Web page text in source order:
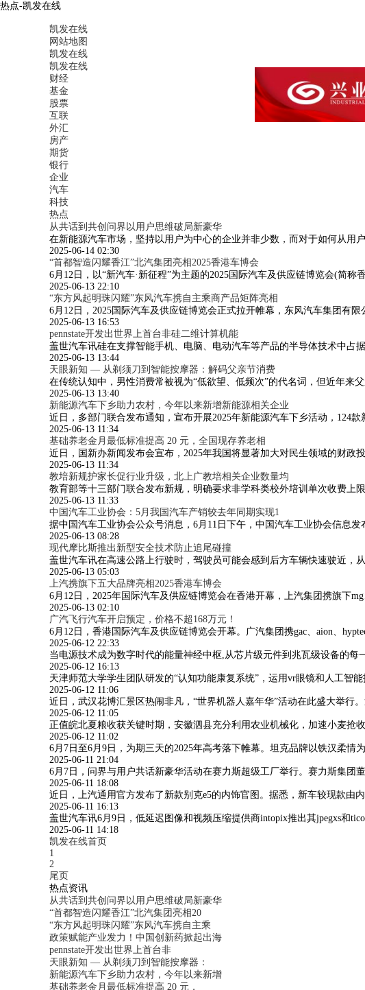
热点-凯发在线
凯发在线
网站地图
凯发在线
凯发在线
财经
基金
股票
互联
外汇
房产
期货
银行
企业
汽车
科技
热点
从共话到共创问界以用户思维破局新豪华
在新能源汽车市场，坚持以用户为中心的企业并非少数，而对于如何从用
2025-06-14 02:30
“首都智造闪耀香江”北汽集团亮相2025香港车博会
6月12日，以“新汽车·新征程”为主题的2025国际汽车及供应链博览会(简
2025-06-13 22:10
“东方风起明珠闪耀”东风汽车携自主乘商产品矩阵亮相
6月12日，2025国际汽车及供应链博览会正式拉开帷幕，东风汽车集团有
2025-06-13 16:53
pennstate开发出世界上首台非硅二维计算机能
盖世汽车讯硅在支撑智能手机、电脑、电动汽车等产品的半导体技术中
2025-06-13 13:44
天眼新知 — 从剃须刀到智能按摩器：解码父亲节消费
在传统认知中，男性消费常被视为“低欲望、低频次”的代名词，但近年来
2025-06-13 13:40
新能源汽车下乡助力农村，今年以来新增新能源相关企业
近日，多部门联合发布通知，宣布开展2025年新能源汽车下乡活动，124
2025-06-13 11:34
基础养老金月最低标准提高 20 元，全国现存养老相
近日，国新办新闻发布会宣布，2025年我国将显著加大对民生领域的财
2025-06-13 11:34
教培新规护家长促行业升级，北上广教培相关企业数量均
教育部等十三部门联合发布新规，明确要求非学科类校外培训单次收费上
2025-06-13 11:33
中国汽车工业协会：5月我国汽车产销较去年同期实现1
据中国汽车工业协会公众号消息，6月11日下午，中国汽车工业协会信息
2025-06-13 08:28
现代摩比斯推出新型安全技术防止追尾碰撞
盖世汽车讯在高速公路上行驶时，驾驶员可能会感到后方车辆快速驶近，
2025-06-13 05:03
上汽携旗下五大品牌亮相2025香港车博会
6月12日，2025年国际汽车及供应链博览会在香港开幕，上汽集团携旗下
2025-06-13 02:10
广汽飞行汽车开启预定，价格不超168万元！
6月12日，香港国际汽车及供应链博览会开幕。广汽集团携gac、aion、
2025-06-12 22:33
当电源技术成为数字时代的能量神经中枢,从芯片级元件到兆瓦级设备的
2025-06-12 16:13
天津师范大学学生团队研发的“认知功能康复系统”，运用vr眼镜和人工智
2025-06-12 11:06
近日，武汉花博汇景区热闹非凡，“世界机器人嘉年华”活动在此盛大举
2025-06-12 11:05
正值皖北夏粮收获关键时期，安徽泗县充分利用农业机械化，加速小麦
2025-06-12 11:02
6月7日至6月9日，为期三天的2025年高考落下帷幕。坦克品牌以铁汉柔
2025-06-11 21:04
6月7日，问界与用户共话新豪华活动在赛力斯超级工厂举行。赛力斯集团
2025-06-11 18:08
近日，上汽通用官方发布了新款别克e5的内饰官图。据悉，新车较现款由
2025-06-11 16:13
盖世汽车讯6月9日，低延迟图像和视频压缩提供商intopix推出其jpegxs和
2025-06-11 14:18
凯发在线首页
1
2
尾页
热点资讯
从共话到共创问界以用户思维破局新豪华
“首都智造闪耀香江”北汽集团亮相20
“东方风起明珠闪耀”东风汽车携自主乘
政策赋能产业发力！中国创新药掀起出海
pennstate开发出世界上首台非
天眼新知 — 从剃须刀到智能按摩器：
新能源汽车下乡助力农村，今年以来新增
基础养老金月最低标准提高 20 元，